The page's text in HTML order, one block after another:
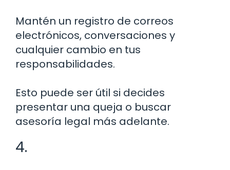
Mantén un registro de correos
electrónicos, conversaciones y
cualquier cambio en tus
responsabilidades.
Esto puede ser útil si decides
presentar una queja o buscar
asesoría legal más adelante.
4.